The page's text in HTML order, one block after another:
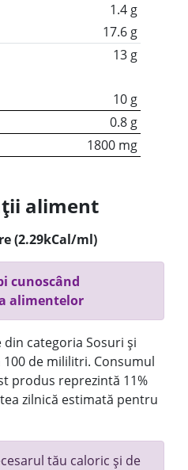
1.4 g
17.6 g
13 g
10 g
0.8 g
1800 mg
aliment
(2.29kCal/ml)
cunoscând
alimentelor
categoria Sosuri și
de mililitri. Consumul
produs reprezintă 11%
zilnică estimată pentru
tău caloric și de